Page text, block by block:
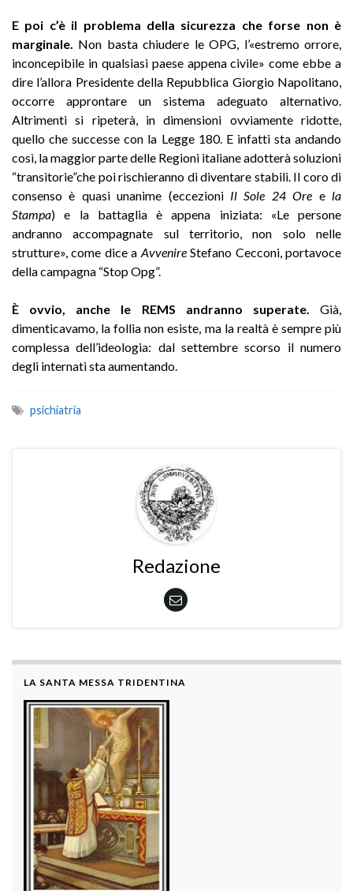
E poi c’è il problema della sicurezza che forse non è
marginale. Non basta chiudere le OPG, l’«estremo orrore,
inconcepibile in qualsiasi paese appena civile» come ebbe a
dire l’allora Presidente della Repubblica Giorgio Napolitano,
occorre approntare un sistema adeguato alternativo.
Altrimenti si ripeterà, in dimensioni ovviamente ridotte,
quello che successe con la Legge 180. E infatti sta andando
così, la maggior parte delle Regioni italiane adotterà soluzioni
“transitorie”che poi rischieranno di diventare stabili. Il coro di
consenso è quasi unanime (eccezioni Il Sole 24 Ore e la
Stampa) e la battaglia è appena iniziata: «Le persone
andranno accompagnate sul territorio, non solo nelle
strutture», come dice a AvvenireStefano Cecconi, portavoce
della campagna “Stop Opg”.
È ovvio, anche le REMS andranno superate.
Già,
dimenticavamo, la follia non esiste, ma la realtà è sempre più
complessa dell’ideologia: dal settembre scorso il numero
degli internati sta aumentando.
psichiatria
Redazione
LA SANTA MESSA TRIDENTINA